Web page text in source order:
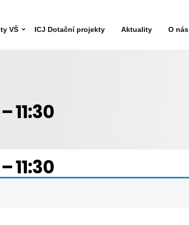
VŠ ICJ Dotační projekty Aktuality O nás
11:30
11:30